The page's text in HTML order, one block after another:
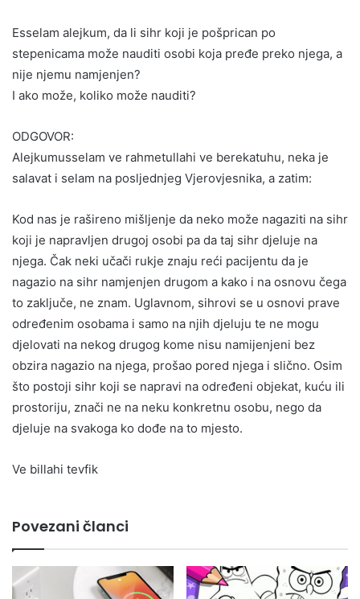
Esselam alejkum, da li sihr koji je pošprican po
stepenicama može nauditi osobi koja pređe preko njega, a
nije njemu namjenjen?
I ako može, koliko može nauditi?
ODGOVOR:
Alejkumusselam ve rahmetullahi ve berekatuhu, neka je
salavat i selam na posljednjeg Vjerovjesnika, a zatim:
Kod nas je rašireno mišljenje da neko može nagaziti na sihr
koji je napravljen drugoj osobi pa da taj sihr djeluje na
njega. Čak neki učači rukje znaju reći pacijentu da je
nagazio na sihr namjenjen drugom a kako i na osnovu čega
to zaključe, ne znam. Uglavnom, sihrovi se u osnovi prave
određenim osobama i samo na njih djeluju te ne mogu
djelovati na nekog drugog kome nisu namijenjeni bez
obzira nagazio na njega, prošao pored njega i slično. Osim
što postoji sihr koji se napravi na određeni objekat, kuću ili
prostoriju, znači ne na neku konkretnu osobu, nego da
djeluje na svakoga ko dođe na to mjesto.
Ve billahi tevfik
Povezani članci